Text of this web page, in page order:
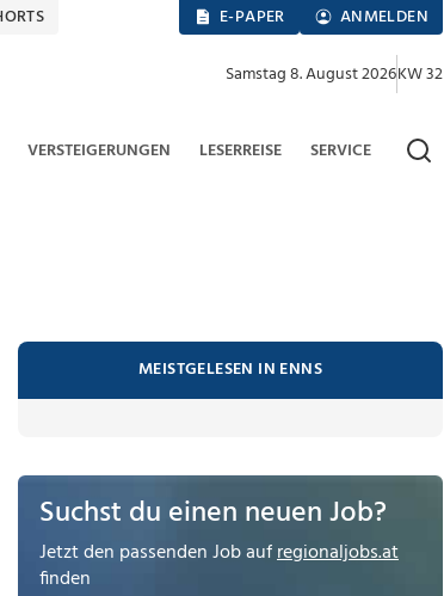
E-PAPER ANMELDEN
Samstag 8. August 2026KW 32
VERSTEIGERUNGEN LESERREISE SERVICE
MEISTGELESEN IN ENNS
Suchst du einen neuen Job?
Jetzt den passenden Job aufregionaljobs.at
finden